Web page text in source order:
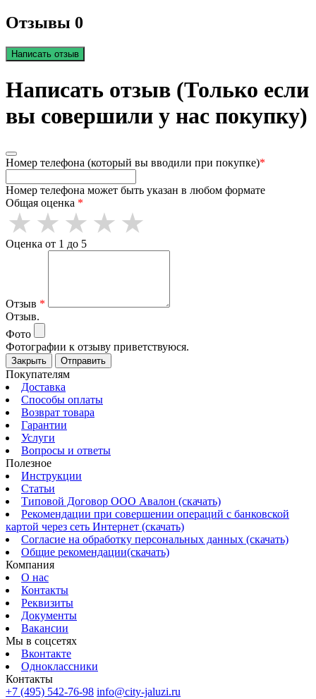
Отзывы 0
Написать отзыв
Написать отзыв (Только если
вы совершили у нас покупку)
Номер телефона (который вы вводили при покупке)*
Номер телефона может быть указан в любом формате
Общая оценка *
Оценка от 1 до 5
Отзыв *
Отзыв.
Фото
Фотографии к отзыву приветствуюся.
Закрыть Отправить
Покупателям
Доставка
Способы оплаты
Возврат товара
Гарантии
Услуги
Вопросы и ответы
Полезное
Инструкции
Статьи
Типовой Договор ООО Авалон (скачать)
Рекомендации при совершении операций с банковской
картой через сеть Интернет (скачать)
Согласие на обработку персональных данных (скачать)
Общие рекомендации(скачать)
Компания
О нас
Контакты
Реквизиты
Документы
Вакансии
Мы в соцсетях
Вконтакте
Одноклассники
Контакты
+7 (495) 542-76-98 info@city-jaluzi.ru